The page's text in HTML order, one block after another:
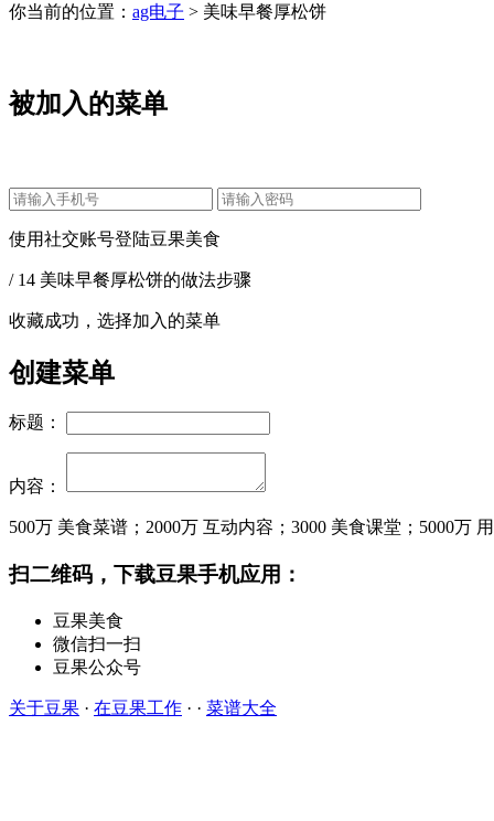
你当前的位置： ag电子 > 美味早餐厚松饼
被加入的菜单
使用社交账号登陆豆果美食
/ 14 美味早餐厚松饼的做法步骤
收藏成功，选择加入的菜单
创建菜单
标题：
内容：
500万 美食菜谱； 2000万 互动内容； 3000 美食课堂； 5000万
扫二维码，下载豆果手机应用：
豆果美食
微信扫一扫
豆果公众号
关于豆果 · 在豆果工作 · · 菜谱大全